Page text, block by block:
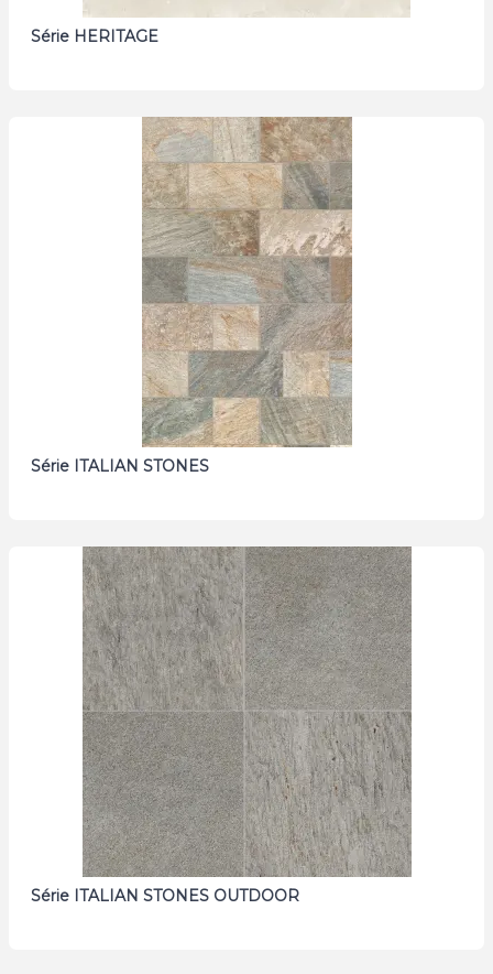
Série HERITAGE
Série ITALIAN STONES
Série ITALIAN STONES OUTDOOR